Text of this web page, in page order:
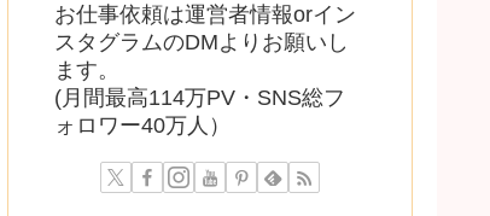
お仕事依頼は運営者情報orイン
スタグラムのDMよりお願いし
ます。
(月間最高114万PV・SNS総フ
ォロワー40万人）